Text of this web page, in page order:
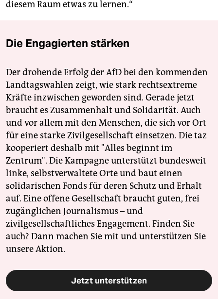
diesem Raum etwas zu lernen.“
Die Engagierten stärken
Der drohende Erfolg der AfD bei den kommenden
Landtagswahlen zeigt, wie stark rechtsextreme
Kräfte inzwischen geworden sind. Gerade jetzt
braucht es Zusammenhalt und Solidarität. Auch
und vor allem mit den Menschen, die sich vor Ort
für eine starke Zivilgesellschaft einsetzen. Die taz
kooperiert deshalb mit "Alles beginnt im
Zentrum". Die Kampagne unterstützt bundesweit
linke, selbstverwaltete Orte und baut einen
solidarischen Fonds für deren Schutz und Erhalt
auf. Eine offene Gesellschaft braucht guten, frei
zugänglichen Journalismus – und
zivilgesellschaftliches Engagement. Finden Sie
auch? Dann machen Sie mit und unterstützen Sie
unsere Aktion.
Jetzt unterstützen